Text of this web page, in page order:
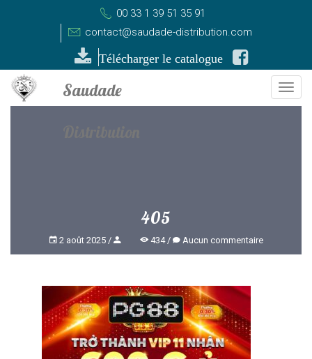
00 33 1 39 51 35 91
contact@saudade-distribution.com
Télécharger le catalogue
405
2 août 2025 434 Aucun commentaire